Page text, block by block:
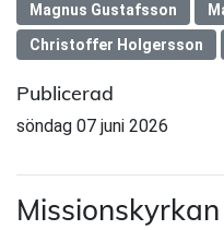
Magnus Gustafsson
Christoffer Holgersson
Publicerad
söndag 07 juni 2026